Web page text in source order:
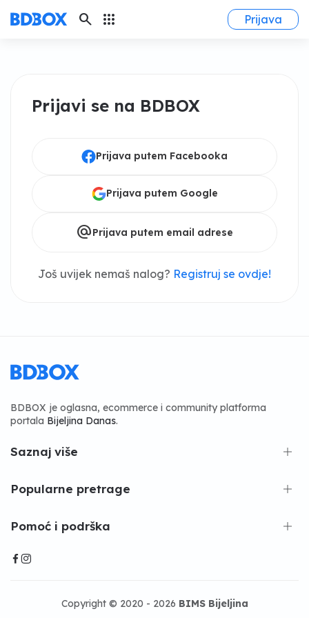
search apps Prijava
Prijavi se na BDBOX
Prijava putem Facebooka
Prijava putem Google
alternate_emailPrijava putem email adrese
Još uvijek nemaš nalog? Registruj se ovdje!
BDBOX je oglasna, ecommerce i community platforma
portala Bijeljina Danas.
Saznaj više
Popularne pretrage
Pomoć i podrška
Copyright © 2020 - 2026 BIMS Bijeljina